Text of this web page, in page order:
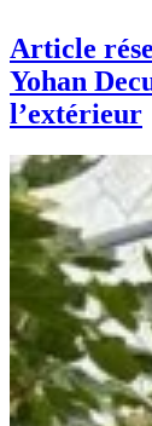
Article
Yohan
l’extérieur